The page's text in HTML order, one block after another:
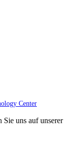
Center
Sie uns auf unserer